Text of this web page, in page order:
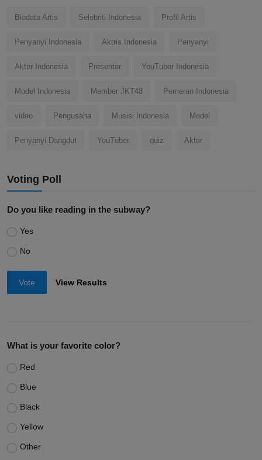
Biodata Artis Selebriti Indonesia Profil Artis
Penyanyi Indonesia Aktris Indonesia Penyanyi
Aktor Indonesia Presenter YouTuber Indonesia
Model Indonesia Member JKT48 Pemeran Indonesia
video Pengusaha Musisi Indonesia Model
Penyanyi Dangdut YouTuber quiz Aktor
Voting Poll
Do you like reading in the subway?
Yes
No
Vote View Results
What is your favorite color?
Red
Blue
Black
Yellow
Other